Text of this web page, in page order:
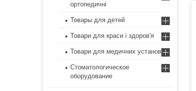
ортопедичні
Товары для детей
Товари для краси і здоров'я
Товари для медичних установ
Стоматологическое
оборудование